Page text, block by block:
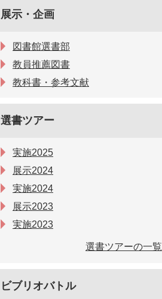
展示・企画
図書館選書部
教員推薦図書
教科書・参考文献
選書ツアー
実施2025
展示2024
実施2024
展示2023
実施2023
選書ツアーの一覧
ビブリオバトル